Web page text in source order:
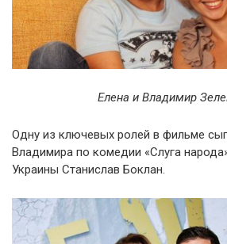
Елена и Владимир
Одну из ключевых ролей в фильме
Владимира по комедии «Слуга
Украины Станислав Боклан.